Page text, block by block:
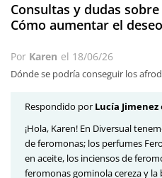
Consultas y dudas
Cómo aumentar el
Por Karen el 18/06/26
Dónde se podría conseguir los
Respondido por Lucía Jimenez
¡Hola, Karen! En Diversual
de feromonas; los perfumes
en aceite, los inciensos de
feromonas gominola cereza y